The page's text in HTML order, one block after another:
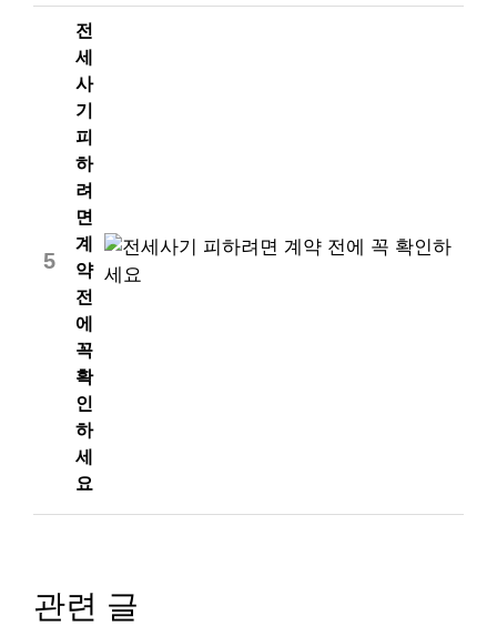
5
전
세
사
기
피
하
려
면
계
약
전
에
꼭
확
인
하
세
요
관련 글